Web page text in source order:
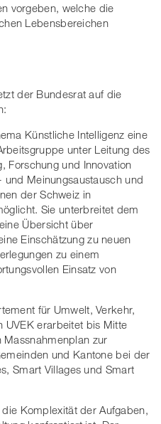
vorgeben, welche die
Lebensbereichen
der Bundesrat auf die
Künstliche Intelligenz eine
unter Leitung des
Forschung und Innovation
und Meinungsaustausch und
der Schweiz in
Sie unterbreitet dem
Übersicht über
Einschätzung zu neuen
zu einem
Einsatz von
für Umwelt, Verkehr,
UVEK erarbeitet bis Mitte
zur
und Kantone bei der
Smart Villages und Smart
Komplexität der Aufgaben,